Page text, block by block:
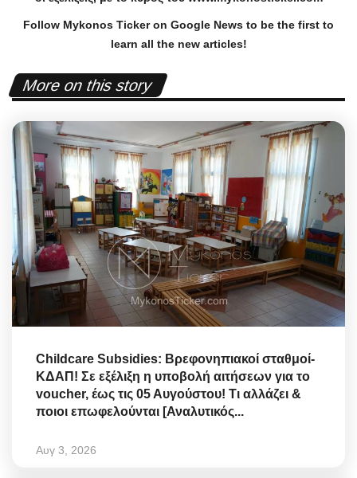
Follow Mykonos Ticker on Google News to be the first to
learn all the new articles!
More on this story
Childcare Subsidies: Βρεφονηπιακοί σταθμοί-
ΚΔΑΠ! Σε εξέλιξη η υποβολή αιτήσεων για το
voucher, έως τις 05 Αυγούστου! Τι αλλάζει &
ποιοι επωφελούνται [Αναλυτικός...
Αυγ 3, 2026